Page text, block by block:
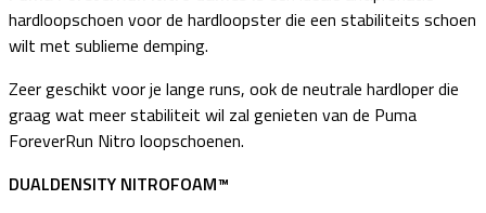
hardloopschoen voor de hardloopster die een stabiliteits schoen
wilt met sublieme demping.
Zeer geschikt voor je lange runs, ook de neutrale hardloper die
graag wat meer stabiliteit wil zal genieten van de Puma
ForeverRun Nitro loopschoenen.
DUALDENSITY NITROFOAM™